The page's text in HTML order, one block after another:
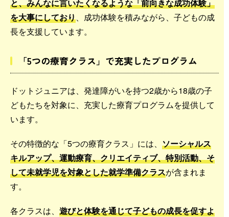
と、みんなに言いたくなるような「前向きな成功体験」
を大事にしており 、成功体験を積みながら、子どもの成
長を支援しています。
「5つの療育クラス」で充実したプログラム
ドットジュニアは、発達障がいを持つ2歳から18歳の子
どもたちを対象に、充実した療育プログラムを提供して
います。
その特徴的な「5つの療育クラス」には、 ソーシャルス
キルアップ、運動療育、クリエイティブ、特別活動、そ
して未就学児を対象とした就学準備クラスが含まれま
す。
各クラスは、 遊びと体験を通じて子どもの成長を促すよ